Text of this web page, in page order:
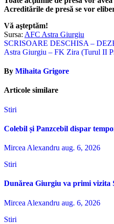
Acreditările de presă se vor
Vă aşteptăm!
Sursa: AFC Astra Giurgiu
Navigare
în
articole
SCRISOARE DESCHISA –
Astra Giurgiu – FK Zira (Turul II
By Mihaita Grigore
Articole similare
Stiri
Colebil și Panzcebil dispar
Mircea Alexandru aug. 6, 2026
Stiri
Dunărea Giurgiu va primi vizita
Mircea Alexandru aug. 6, 2026
Stiri